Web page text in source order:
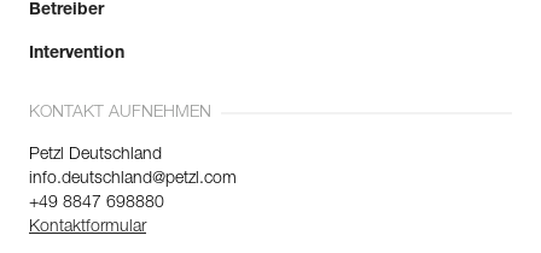
Betreiber
Intervention
KONTAKT AUFNEHMEN
Petzl Deutschland
info.deutschland@petzl.com
+49 8847 698880
Kontaktformular